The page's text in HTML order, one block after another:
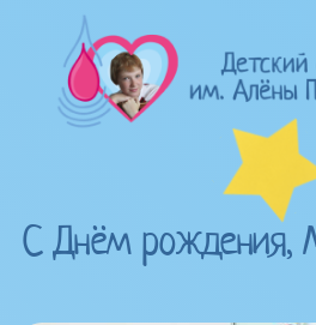
С Днём рождения,